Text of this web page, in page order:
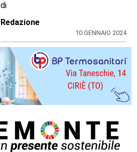
di
Redazione
10 GENNAIO 2024